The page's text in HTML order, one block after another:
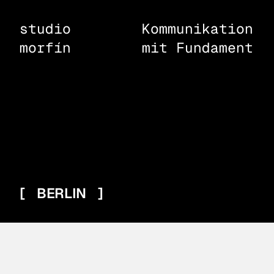
studio
morfín
Kommunikation
mit Fundament
[ BERLIN ]